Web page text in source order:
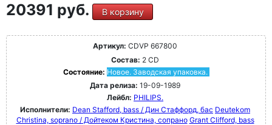
20391 руб. В корзину
Артикул: CDVP 667800
Состав: 2 CD
Состояние: Новое. Заводская упаковка.
Дата релиза: 19-09-1989
Лейбл: PHILIPS.
Исполнители: Dean Stafford, bass / Дин Стаффорд, бас Deutekom
Christina, soprano / Дойтеком Кристина, сопрано Grant Clifford, bass